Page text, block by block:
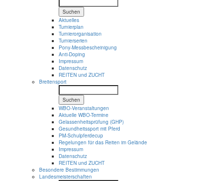
Suchen
Aktuelles
Turnierplan
Turnierorganisation
Turnierserien
Pony-Messbescheinigung
Anti-Doping
Impressum
Datenschutz
REITEN und ZUCHT
Breitensport
Suchen
WBO-Veranstaltungen
Aktuelle WBO-Termine
Gelassenheitsprüfung (GHP)
Gesundheitssport mit Pferd
PM-Schulpferdecup
Regelungen für das Reiten im Gelände
Impressum
Datenschutz
REITEN und ZUCHT
Besondere Bestimmungen
Landesmeisterschaften